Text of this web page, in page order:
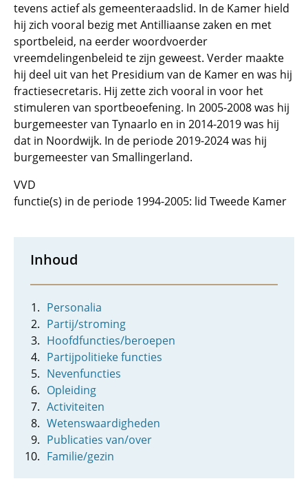
tevens actief als gemeenteraadslid. In de Kamer hield
hij zich vooral bezig met Antilliaanse zaken en met
sportbeleid, na eerder woordvoerder
vreemdelingenbeleid te zijn geweest. Verder maakte
hij deel uit van het Presidium van de Kamer en was hij
fractiesecretaris. Hij zette zich vooral in voor het
stimuleren van sportbeoefening. In 2005-2008 was hij
burgemeester van Tynaarlo en in 2014-2019 was hij
dat in Noordwijk. In de periode 2019-2024 was hij
burgemeester van Smallingerland.
VVD
functie(s) in de periode 1994-2005: lid Tweede Kamer
Inhoud
Personalia
Partij/stroming
Hoofdfuncties/beroepen
Partijpolitieke functies
Nevenfuncties
Opleiding
Activiteiten
Wetenswaardigheden
Publicaties van/over
Familie/gezin